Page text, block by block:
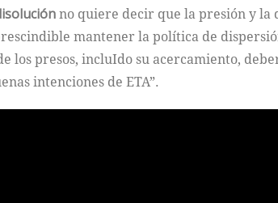
no quiere decir que la presión y la
mantener la política de
los presos, incluIdo su acercamiento,
intenciones de ETA”.